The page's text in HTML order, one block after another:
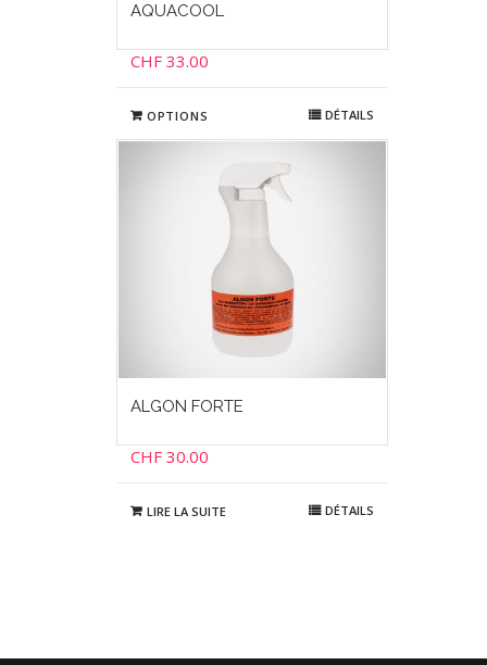
AQUACOOL
CHF33.00
OPTIONS DÉTAILS
ALGON FORTE
CHF30.00
LIRE LA SUITE DÉTAILS